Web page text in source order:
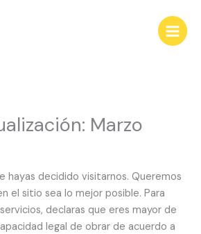
Marzo
hayas decidido visitarnos. Queremos
el sitio sea lo mejor posible. Para
declaras que eres mayor de
legal de obrar de acuerdo a